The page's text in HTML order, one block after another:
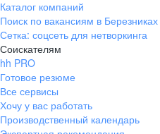
Каталог компаний
Поиск по вакансиям в Березниках
Сетка: соцсеть для нетворкинга
Соискателям
hh PRO
Готовое резюме
Все сервисы
Хочу у вас работать
Производственный календарь